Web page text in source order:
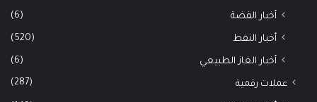
أخبار الفضة (6)
أخبار النفط (520)
أخبار الغاز الطبيعي (6)
عملات رقمية (287)